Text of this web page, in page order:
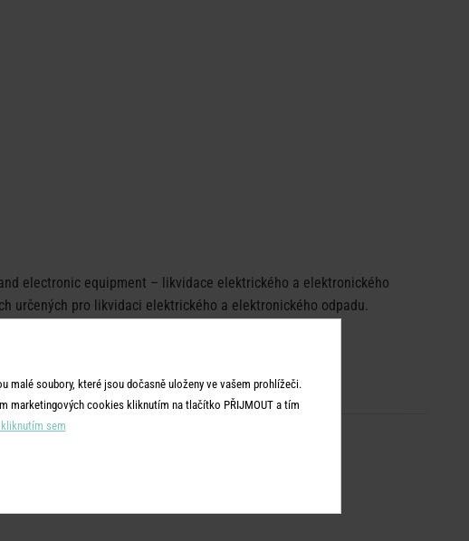
electronic equipment – likvidace elektrického a elektronického
určených pro likvidaci elektrického a elektronického odpadu.
malé soubory, které jsou dočasně uloženy ve vašem prohlížeči.
marketingových cookies kliknutím na tlačítko PŘIJMOUT a tím
sem